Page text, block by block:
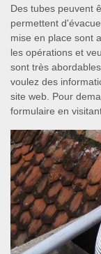
Des tubes peuvent
permettent
mise en place sont
les opérations et
sont très
voulez des
site web. Pour
formulaire en